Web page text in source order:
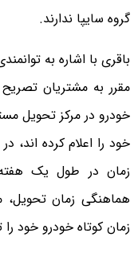
گروه سایپا ندارند.
باقری با اشاره به
مقرر به مشتریان
خودرو در مرکز تحویل
خود را اعلام کرده
زمان در طول یک
هماهنگی زمان
زمان کوتاه خودرو خود